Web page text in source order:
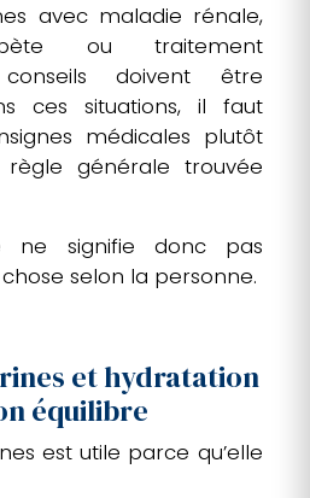
avec maladie rénale,
ou traitement
doivent être
ces situations, il faut
médicales plutôt
règle générale trouvée
ne signifie donc pas
selon la personne.
et hydratation
équilibre
est utile parce qu’elle